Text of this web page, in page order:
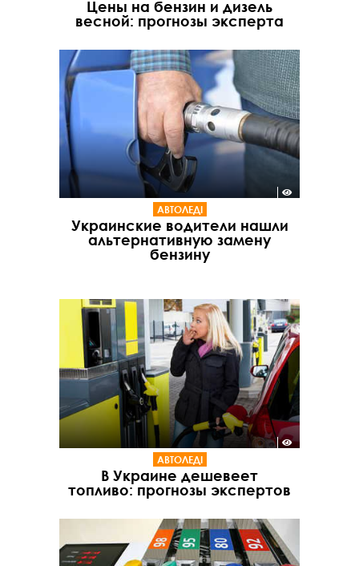
Цены на бензин и дизель
весной: прогнозы эксперта
АВТОЛЕДІ
Украинские водители нашли
альтернативную замену
бензину
АВТОЛЕДІ
В Украине дешевеет
топливо: прогнозы экспертов